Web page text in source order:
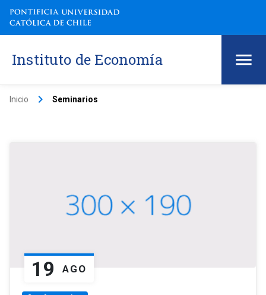
Instituto de Economía
Inicio keyboard_arrow_right Seminarios
19 AGO